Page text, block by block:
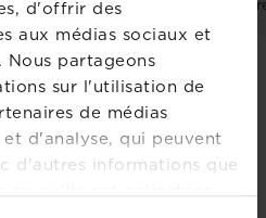
d'offrir des
aux médias sociaux et
partageons
sur l'utilisation de
de médias
d'analyse, qui peuvent
d'autres informations que
ou qu'ils ont collectées
revendeurs et les
la
La